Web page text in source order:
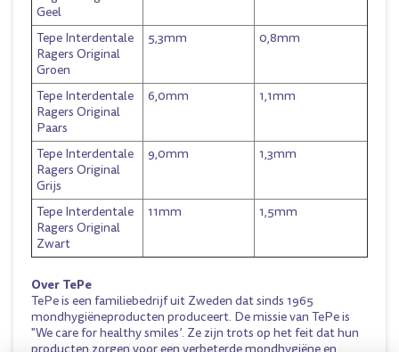
Geel
Tepe Interdentale
Ragers Original
Groen
5,3mm 0,8mm
Tepe Interdentale
Ragers Original
Paars
6,0mm 1,1mm
Tepe Interdentale
Ragers Original
Grijs
9,0mm 1,3mm
Tepe Interdentale
Ragers Original
Zwart
11mm 1,5mm
Over TePe
TePe is een familiebedrijf uit Zweden dat sinds 1965
mondhygiëneproducten produceert. De missie van TePe is
"We care for healthy smiles’. Ze zijn trots op het feit dat hun